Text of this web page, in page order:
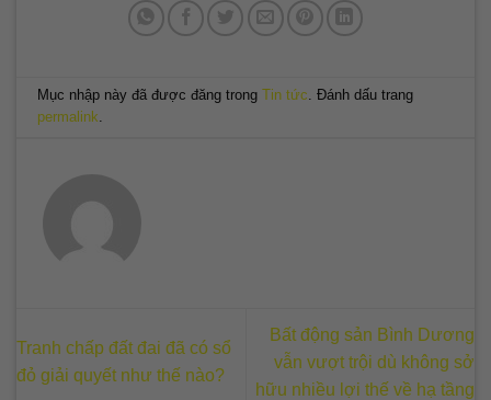
Mục nhập này đã được đăng trongTin tức. Đánh dấu trang
permalink.
Tranh chấp đất đai đã có sổ
đỏ giải quyết như thế nào?
Bất động sản Bình Dương
vẫn vượt trội dù không sở
hữu nhiều lợi thế về hạ tầng